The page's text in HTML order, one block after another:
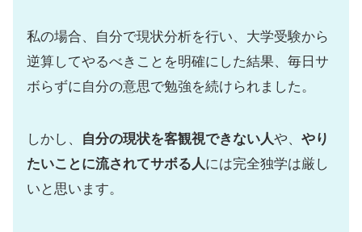
私の場合、自分で現状分析を行い、大学受験から
逆算してやるべきことを明確にした結果、毎日サ
ボらずに自分の意思で勉強を続けられました。
しかし、 自分の現状を客観視できない人や、 やり
たいことに流されてサボる人には完全独学は厳し
いと思います。